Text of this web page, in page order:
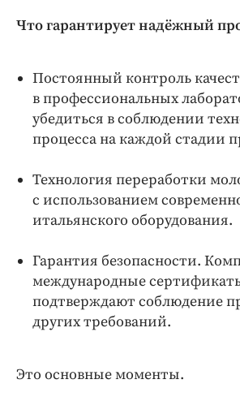
Что гарантирует надёжный
Постоянный контроль
в профессиональных
убедиться в соблюдении
процесса на каждой стадии
Технология переработки
с использованием
итальянского оборудования.
Гарантия безопасности.
международные
подтверждают соблюдение
других требований.
Это основные моменты.